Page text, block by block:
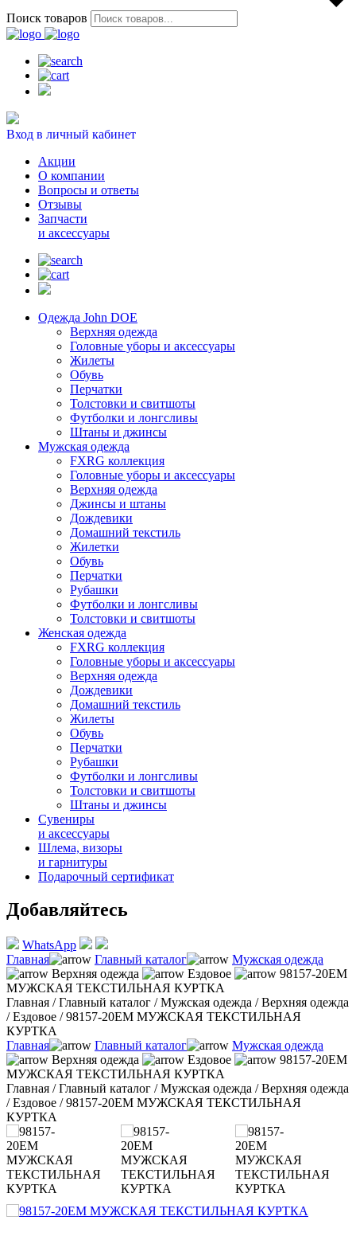
Поиск товаров
Вход в личный кабинет
Акции
О компании
Вопросы и ответы
Отзывы
Запчасти
и аксессуары
Одежда John DOE
Верхняя одежда
Головные уборы и аксессуары
Жилеты
Обувь
Перчатки
Толстовки и свитшоты
Футболки и лонгсливы
Штаны и джинсы
Мужская одежда
FXRG коллекция
Головные уборы и аксессуары
Верхняя одежда
Джинсы и штаны
Дождевики
Домашний текстиль
Жилетки
Обувь
Перчатки
Рубашки
Футболки и лонгсливы
Толстовки и свитшоты
Женская одежда
FXRG коллекция
Головные уборы и аксессуары
Верхняя одежда
Дождевики
Домашний текстиль
Жилеты
Обувь
Перчатки
Рубашки
Футболки и лонгсливы
Толстовки и свитшоты
Штаны и джинсы
Сувениры
и аксессуары
Шлема, визоры
и гарнитуры
Подарочный сертификат
Добавляйтесь
WhatsApp
Главная
Главный каталог
Мужская одежда
Верхняя одежда
Ездовое
98157-20EM
МУЖСКАЯ ТЕКСТИЛЬНАЯ КУРТКА
Главная /Главный каталог /Мужская одежда /Верхняя одежда
/Ездовое /98157-20EM МУЖСКАЯ ТЕКСТИЛЬНАЯ
КУРТКА
Главная
Главный каталог
Мужская одежда
Верхняя одежда
Ездовое
98157-20EM
МУЖСКАЯ ТЕКСТИЛЬНАЯ КУРТКА
Главная /Главный каталог /Мужская одежда /Верхняя одежда
/Ездовое /98157-20EM МУЖСКАЯ ТЕКСТИЛЬНАЯ
КУРТКА